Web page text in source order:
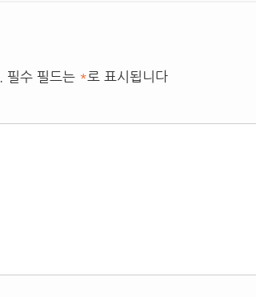
필수 필드는 *로 표시됩니다